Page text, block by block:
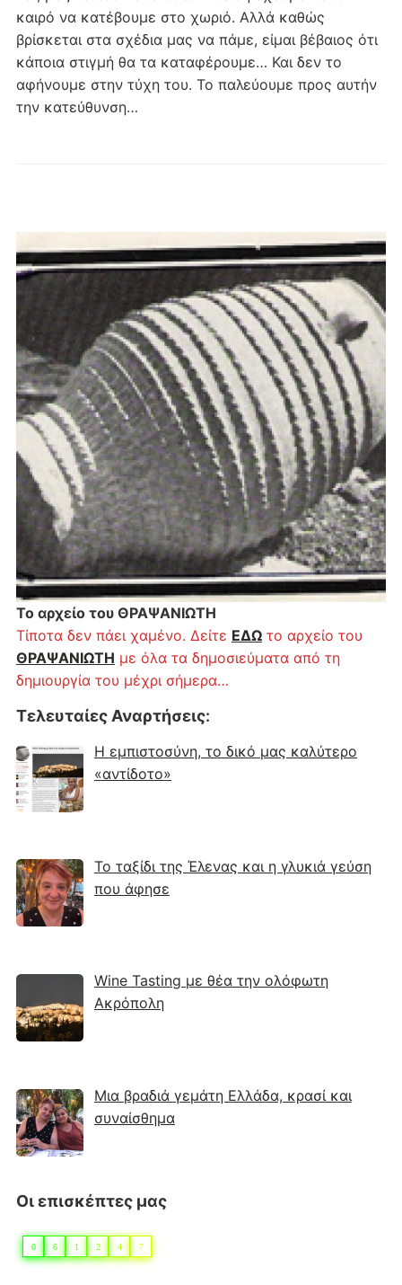
Το αρχείο του ΘΡΑΨΑΝΙΩΤΗ
Τίποτα δεν πάει χαμένο. Δείτε ΕΔΩτο αρχείο του
ΘΡΑΨΑΝΙΩΤΗ με όλα τα δημοσιεύματα από τη
δημιουργία του μέχρι σήμερα…
Τελευταίες Αναρτήσεις:
Η εμπιστοσύνη, το δικό μας καλύτερο
«αντίδοτο»
Το ταξίδι της Έλενας και η γλυκιά γεύση
που άφησε
Wine Tasting με θέα την ολόφωτη
Ακρόπολη
Μια βραδιά γεμάτη Ελλάδα, κρασί και
συναίσθημα
Οι επισκέπτες μας
0 6 1 2 4 7
καιρό να κατέβουμε στο χωριό. Αλλά καθώς
βρίσκεται στα σχέδια μας να πάμε, είμαι βέβαιος ότι
κάποια στιγμή θα τα καταφέρουμε… Και δεν το
αφήνουμε στην τύχη του. Το παλεύουμε προς αυτήν
την κατεύθυνση…